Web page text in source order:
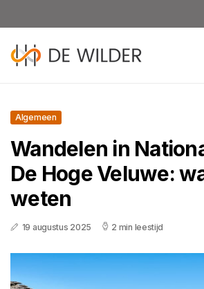
Algemeen
Wandelen in
De Hoge Veluwe:
weten
19 augustus 2025 2 min leestijd